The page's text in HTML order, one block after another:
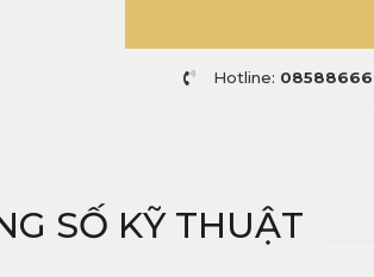
Hotline:
SỐ KỸ THUẬT